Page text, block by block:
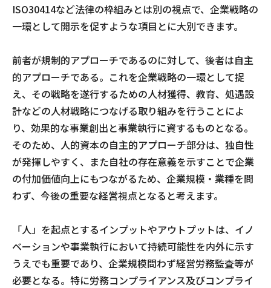
ISO30414など法律の枠組みとは別の視点で、企業戦略の
一環として開示を促すような項目とに大別できます。
前者が規制的アプローチであるのに対して、後者は自主
的アプローチである。これを企業戦略の一環として捉
え、その戦略を遂行するための人材獲得、教育、処遇設
計などの人材戦略につなげる取り組みを行うことによ
り、効果的な事業創出と事業執行に資するものとなる。
そのため、人的資本の自主的アプローチ部分は、独自性
が発揮しやすく、また自社の存在意義を示すことで企業
の付加価値向上にもつながるため、企業規模・業種を問
わず、今後の重要な経営視点となると考えます。
「人」を起点とするインプットやアウトプットは、イノ
ベーションや事業執行において持続可能性を内外に示す
うえでも重要であり、企業規模問わず経営労務監査等が
必要となる。特に労務コンプライアンス及びコンプライ